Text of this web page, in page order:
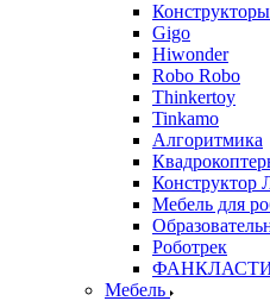
Gigo
Hiwonder
Robo Robo
Thinkertoy
Tinkamo
Алгоритмика
Конструктор
Мебель для
Роботрек
Мебель